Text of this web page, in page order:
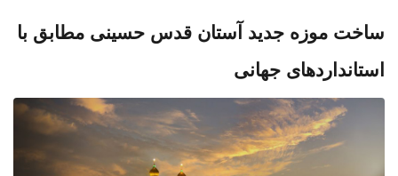
ساخت موزه جدید آستان قدس حسینی مطابق با
استانداردهای جهانی